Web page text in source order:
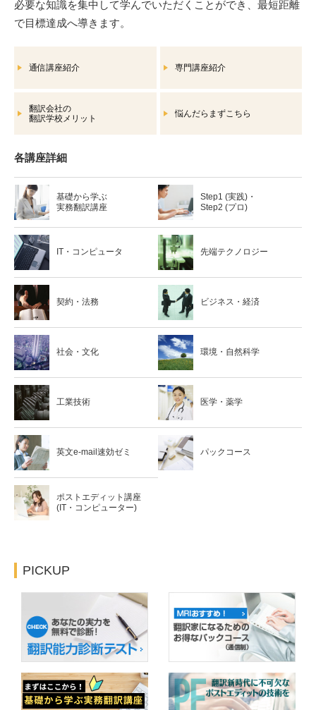
必要な知識を集中して学んでいただくことができ、最短距離
で目標達成へ導きます。
通信講座紹介 専門講座紹介
翻訳会社の
翻訳学校メリット
悩んだらまずこちら
各講座詳細
基礎から学ぶ
実務翻訳講座
Step1 (実践)・
Step2 (プロ)
IT・コンピュータ 先端テクノロジー
契約・法務 ビジネス・経済
社会・文化 環境・自然科学
工業技術 医学・薬学
英文e-mail速効ゼミ パックコース
ポストエディット講座
(IT・コンピューター)
PICKUP